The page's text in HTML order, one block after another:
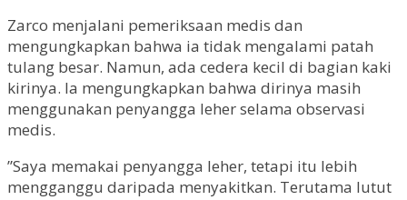
Zarco menjalani pemeriksaan medis dan
mengungkapkan bahwa ia tidak mengalami patah
tulang besar. Namun, ada cedera kecil di bagian kaki
kirinya. Ia mengungkapkan bahwa dirinya masih
menggunakan penyangga leher selama observasi
medis.
”Saya memakai penyangga leher, tetapi itu lebih
mengganggu daripada menyakitkan. Terutama lutut